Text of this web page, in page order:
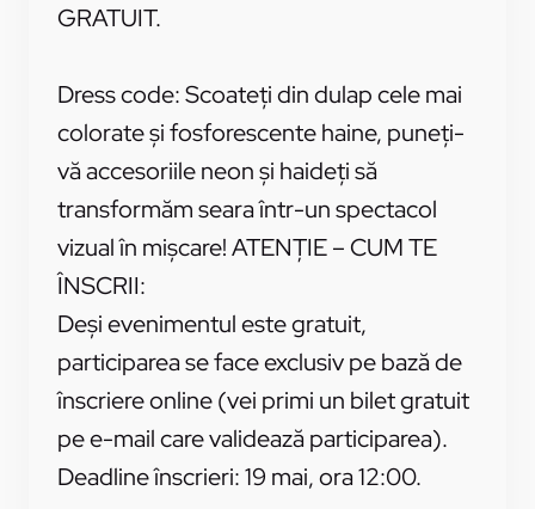
GRATUIT.
Dress code: Scoateți din dulap cele mai
colorate și fosforescente haine, puneți-
vă accesoriile neon și haideți să
transformăm seara într-un spectacol
vizual în mișcare! ATENȚIE – CUM TE
ÎNSCRII:
Deși evenimentul este gratuit,
participarea se face exclusiv pe bază de
înscriere online (vei primi un bilet gratuit
pe e-mail care validează participarea).
Deadline înscrieri: 19 mai, ora 12:00.